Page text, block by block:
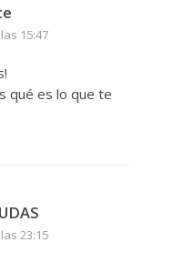
15:47
qué es lo que te
23:15